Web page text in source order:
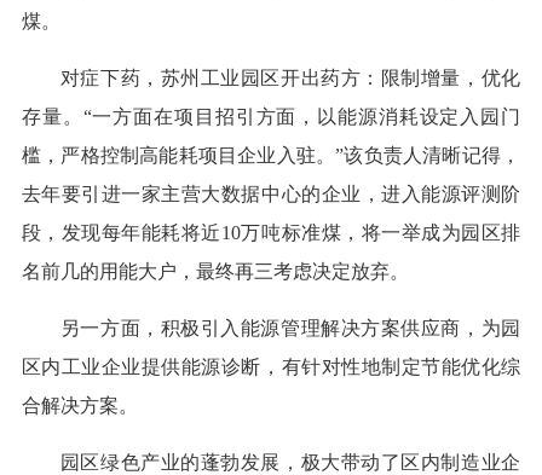
煤。
对症下药，苏州工业园区开出药方：限制增量，优化
存量。“一方面在项目招引方面，以能源消耗设定入园门
槛，严格控制高能耗项目企业入驻。”该负责人清晰记得，
去年要引进一家主营大数据中心的企业，进入能源评测阶
段，发现每年能耗将近10万吨标准煤，将一举成为园区排
名前几的用能大户，最终再三考虑决定放弃。
另一方面，积极引入能源管理解决方案供应商，为园
区内工业企业提供能源诊断，有针对性地制定节能优化综
合解决方案。
园区绿色产业的蓬勃发展，极大带动了区内制造业企